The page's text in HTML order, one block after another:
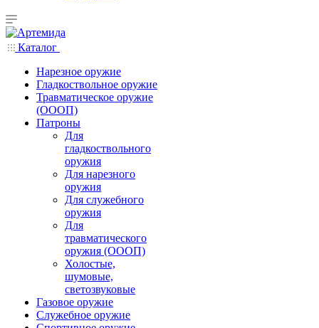
Каталог
Нарезное оружие
Гладкоствольное оружие
Травматическое оружие
(ОООП)
Патроны
Для
гладкоствольного
оружия
Для нарезного
оружия
Для служебного
оружия
Для
травматического
оружия (ОООП)
Холостые,
шумовые,
светозвуковые
Газовое оружие
Служебное оружие